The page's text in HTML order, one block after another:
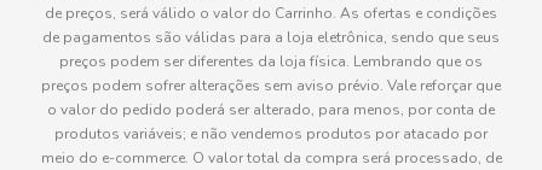
de preços, será válido o valor do Carrinho. As ofertas e condições
de pagamentos são válidas para a loja eletrônica, sendo que seus
preços podem ser diferentes da loja física. Lembrando que os
preços podem sofrer alterações sem aviso prévio. Vale reforçar que
o valor do pedido poderá ser alterado, para menos, por conta de
produtos variáveis; e não vendemos produtos por atacado por
meio do e-commerce. O valor total da compra será processado, de